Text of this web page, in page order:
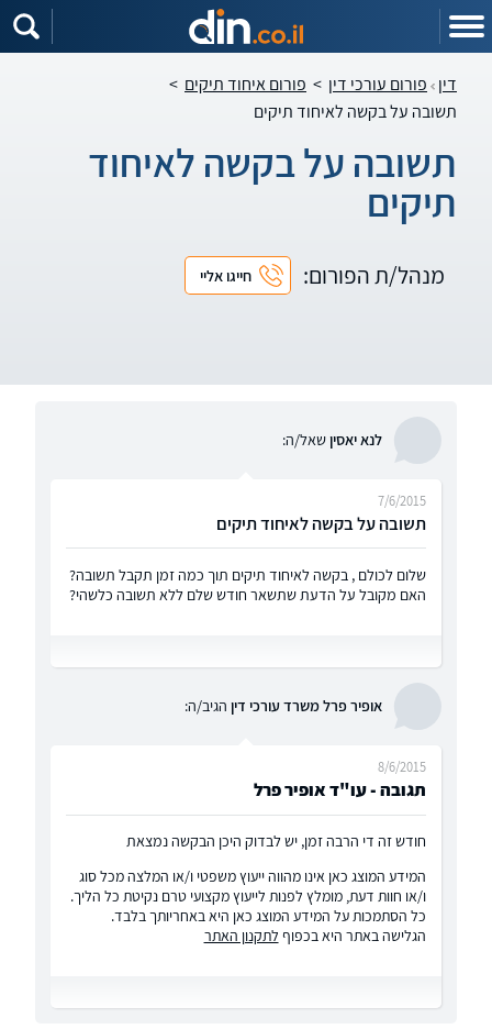
דין פורום עורכי דין > פורום איחוד תיקים >
תשובה על בקשה לאיחוד תיקים
תשובה על בקשה לאיחוד
תיקים
מנהל/ת הפורום: חייגו אליי
לנא יאסיןשאל/ה:
תשובה על בקשה לאיחוד תיקים
7/6/2015
שלום לכולם , בקשה לאיחוד תיקים תוך כמה זמן תקבל תשובה?
האם מקובל על הדעת שתשאר חודש שלם ללא תשובה כלשהי?
אופיר פרל משרד עורכי דין הגיב/ה:
תגובה - עו"ד אופיר פרל
8/6/2015
חודש זה די הרבה זמן, יש לבדוק היכן הבקשה נמצאת
המידע המוצג כאן אינו מהווה ייעוץ משפטי ו/או המלצה מכל סוג
ו/או חוות דעת, מומלץ לפנות לייעוץ מקצועי טרם נקיטת כל הליך.
כל הסתמכות על המידע המוצג כאן היא באחריותך בלבד.
הגלישה באתר היא בכפוף לתקנון האתר